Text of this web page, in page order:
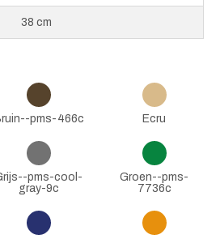
38 cm
pms-466c Ecru
pms-cool-
gray-9c
Groen--pms-
7736c